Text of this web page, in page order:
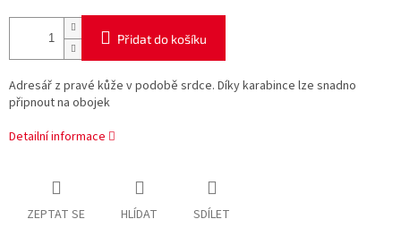
Přidat do košíku
Adresář z pravé kůže v podobě srdce. Díky karabince lze snadno
připnout na obojek
Detailní informace
ZEPTAT SE HLÍDAT SDÍLET